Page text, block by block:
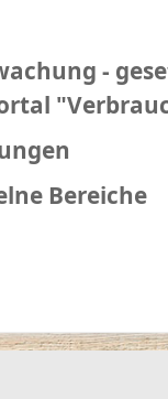
-
Bereiche